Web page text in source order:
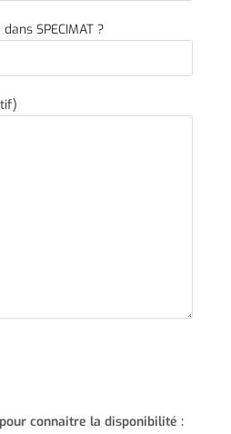
SPECIMAT ?
connaitre la disponibilité :